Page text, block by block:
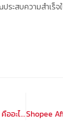
ระสบความสำเร็
Affiliate Company คืออะไร? แนวทางสร้างรายได้ผ่านระบบพันธมิตร